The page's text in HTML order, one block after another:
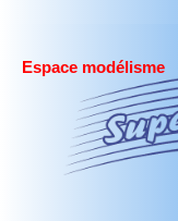
Espace modélisme